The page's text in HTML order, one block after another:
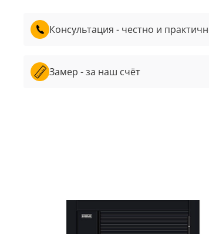
Консультация - честно и
Замер - за наш счёт